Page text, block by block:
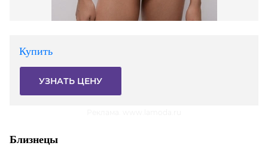
Купить
УЗНАТЬ ЦЕНУ
Близнецы